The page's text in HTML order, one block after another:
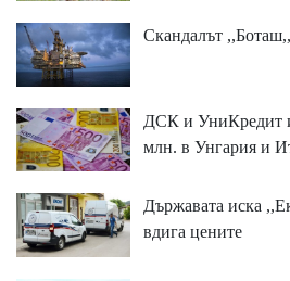
Скандалът
ДСК и УниКредит
млн. в Унгария и
Държавата иска
вдига цените